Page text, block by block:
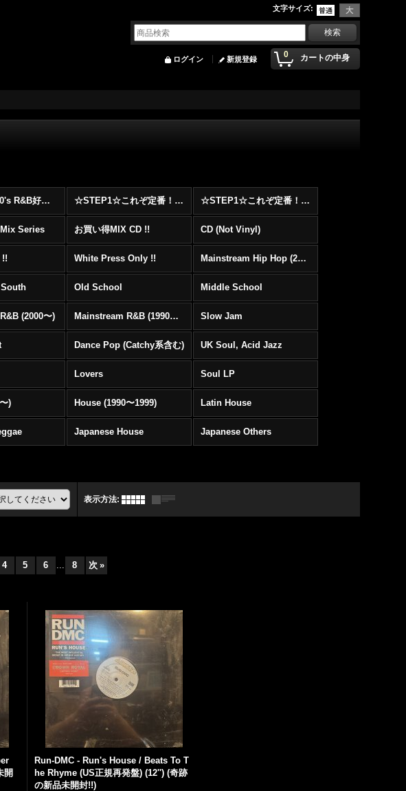
文字サイズ:
0 カートの中身
ログイン 新規登録
☆STEP2☆90's R&B好きに自信を持ってオススメ出来る00's R&B Best 100 !!! ☆STEP1☆これぞ定番！！まずはここから！2000年代Hip HopフロアヒットBest 100 !!! ☆STEP1☆これぞ定番！！まずはここから！2000年代R&BフロアヒットBest 100 !!!
Series お買い得MIX CD !! CD (Not Vinyl)
!! White Press Only !! Mainstream Hip Hop (2000〜)
Old School Middle School
(2000〜) Mainstream R&B (1990〜1999) Slow Jam
Dance Pop (Catchy系含む) UK Soul, Acid Jazz
Lovers Soul LP
) House (1990〜1999) Latin House
Japanese House Japanese Others
表示方法:
4 5 6 ... 8 次 »
開
Run-DMC - Run's House / Beats To T
he Rhyme (US正規再発盤) (12'') (奇跡
の新品未開封!!)